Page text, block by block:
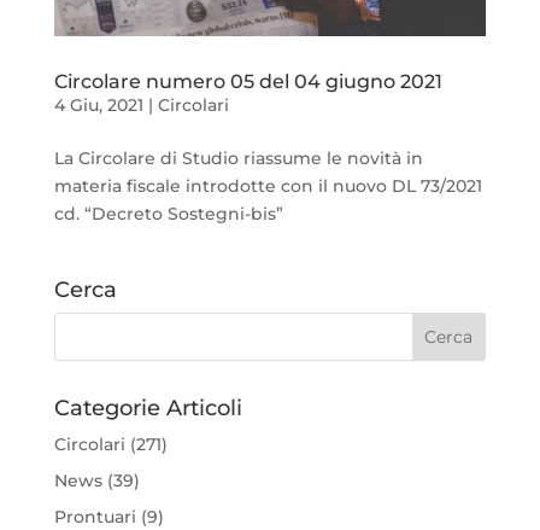
Circolare numero 05 del 04 giugno 2021
4 Giu, 2021 | Circolari
La Circolare di Studio riassume le novità in
materia fiscale introdotte con il nuovo DL 73/2021
cd. “Decreto Sostegni-bis”
Cerca
Categorie Articoli
Circolari (271)
News(39)
Prontuari (9)